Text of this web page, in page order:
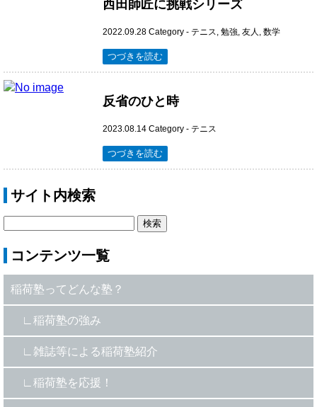
西田師匠に挑戦シリーズ
2022.09.28 Category - テニス, 勉強, 友人 , 数学
つづきを読む
反省のひと時
2023.08.14 Category - テニス
つづきを読む
サイト内検索
コンテンツ一覧
稲荷塾ってどんな塾？
稲荷塾の強み
雑誌等による稲荷塾紹介
稲荷塾を応援！